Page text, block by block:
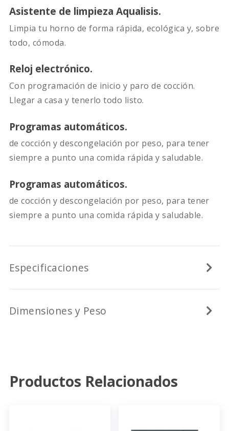
Asistente de limpieza Aqualisis.
Limpia tu horno de forma rápida, ecológica y, sobre
todo, cómoda.
Reloj electrónico.
Con programación de inicio y paro de cocción.
Llegar a casa y tenerlo todo listo.
Programas automáticos.
de cocción y descongelación por peso, para tener
siempre a punto una comida rápida y saludable.
Programas automáticos.
de cocción y descongelación por peso, para tener
siempre a punto una comida rápida y saludable.
Especificaciones
Dimensiones y Peso
Productos Relacionados